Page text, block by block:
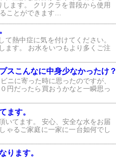
ます。 クリクラを普段から使用
ことができます…
熱中症に気を付けてください。
ます。 お水をいつもより多くご注
スこんなに中身少なかったけ？
ニに寄った時に思ったのですが、
円だったら買おうかなと一瞬思っ
ます。
いてます。 安心、安全な水をお届
ゃるご家庭に一家に一台如何でし
ります。